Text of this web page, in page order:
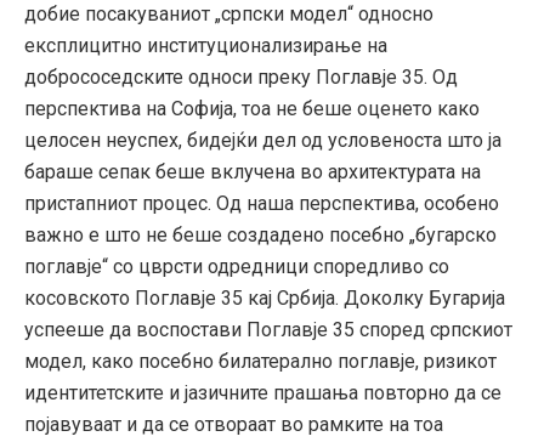
добие посакуваниот „српски модел“ односно
експлицитно институционализирање на
добрососедските односи преку Поглавје 35. Од
перспектива на Софија, тоа не беше оценето како
целосен неуспех, бидејќи дел од условеноста што ја
бараше сепак беше вклучена во архитектурата на
пристапниот процес. Од наша перспектива, особено
важно е што не беше создадено посебно „бугарско
поглавје“ со цврсти одредници споредливо со
косовското Поглавје 35 кај Србија. Доколку Бугарија
успееше да воспостави Поглавје 35 според српскиот
модел, како посебно билатерално поглавје, ризикот
идентитетските и јазичните прашања повторно да се
појавуваат и да се отвораат во рамките на тоа